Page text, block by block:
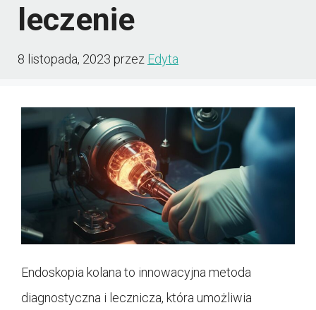
leczenie
8 listopada, 2023 przez Edyta
Endoskopia kolana to innowacyjna metoda
diagnostyczna i lecznicza, która umożliwia